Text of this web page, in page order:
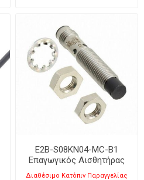
E2B-S08KN04-MC-B1
Επαγωγικός Αισθητήρας
M8
Διαθέσιμο Κατόπιν Παραγγελίας